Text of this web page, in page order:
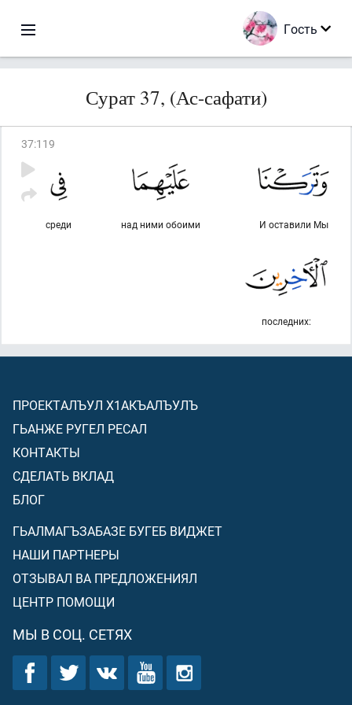
Гость
Сурат 37, (Ас-сафати)
37:119
И оставили Мы
над ними обоими
среди
последних:
ПРОЕКТАЛЪУЛ Х1АКЪАЛЪУЛЪ
ГЬАНЖЕ РУГЕЛ РЕСАЛ
КОНТАКТЫ
СДЕЛАТЬ ВКЛАД
БЛОГ
ГЬАЛМАГЪЗАБАЗЕ БУГЕБ ВИДЖЕТ
НАШИ ПАРТНЕРЫ
ОТЗЫВАЛ ВА ПРЕДЛОЖЕНИЯЛ
ЦЕНТР ПОМОЩИ
МЫ В СОЦ. СЕТЯХ